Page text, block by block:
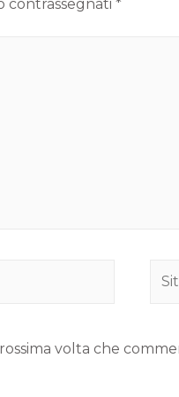
contrassegnati *
volta che